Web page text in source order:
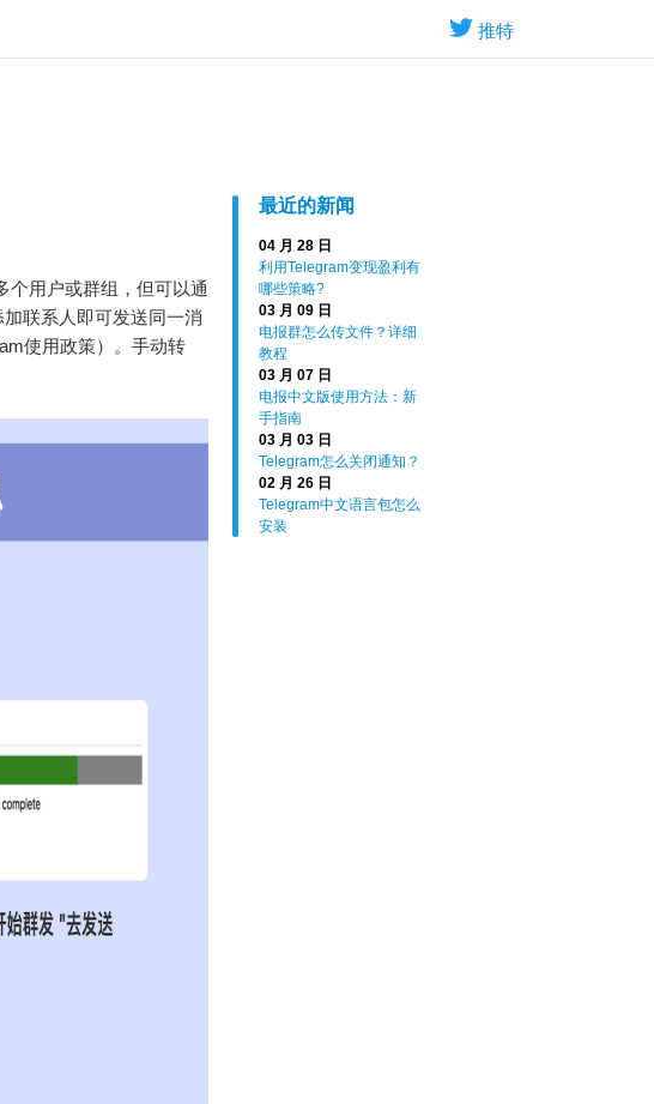
推特
最近的新闻
04 月 28 日
利用Telegram变现盈利有
哪些策略?
03 月 09 日
电报群怎么传文件？详细
教程
03 月 07 日
电报中文版使用方法：新
手指南
03 月 03 日
Telegram怎么关闭通知？
02 月 26 日
Telegram中文语言包怎么
安装
个用户或群组，但可以通
联系人即可发送同一消
使用政策）。手动转